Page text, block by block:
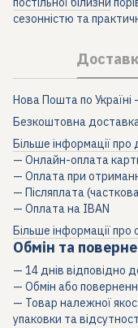
сезонністю та
Нова Пошта по
Безкоштовна
Більше інформації про
— Онлайн-оплата
— Оплата при
— Післяплата
— Оплата на IBAN
Більше інформації про
Обмін та
— 14 днів відповідно
— Обмін або
— Товар належної
упаковки та